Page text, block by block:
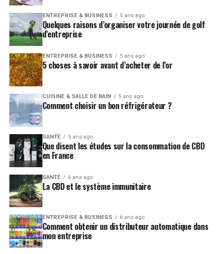
ENTREPRISE & BUSINESS 5 ans ago
Quelques raisons d’organiser votre journée de golf
d’entreprise
ENTREPRISE & BUSINESS 5 ans ago
5 choses à savoir avant d’acheter de l’or
CUISINE & SALLE DE BAIN 5 ans ago
Comment choisir un bon réfrigérateur ?
SANTÉ 5 ans ago
Que disent les études sur la consommation de CBD
en France
SANTÉ 6 ans ago
La CBD et le système immunitaire
ENTREPRISE & BUSINESS 6 ans ago
Comment obtenir un distributeur automatique dans
mon entreprise